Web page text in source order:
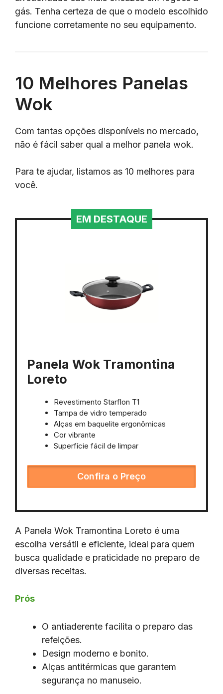
gás. Tenha certeza de que o modelo escolhido
funcione corretamente no seu equipamento.
10 Melhores Panelas
Wok
Com tantas opções disponíveis no mercado,
não é fácil saber qual a melhor panela wok.
Para te ajudar, listamos as 10 melhores para
você.
EM DESTAQUE
Panela Wok Tramontina
Loreto
Revestimento Starflon T1
Tampa de vidro temperado
Alças em baquelite ergonômicas
Cor vibrante
Superfície fácil de limpar
Confira o Preço
A Panela Wok Tramontina Loreto é uma
escolha versátil e eficiente, ideal para quem
busca qualidade e praticidade no preparo de
diversas receitas.
Prós
O antiaderente facilita o preparo das
refeições.
Design moderno e bonito.
Alças antitérmicas que garantem
segurança no manuseio.